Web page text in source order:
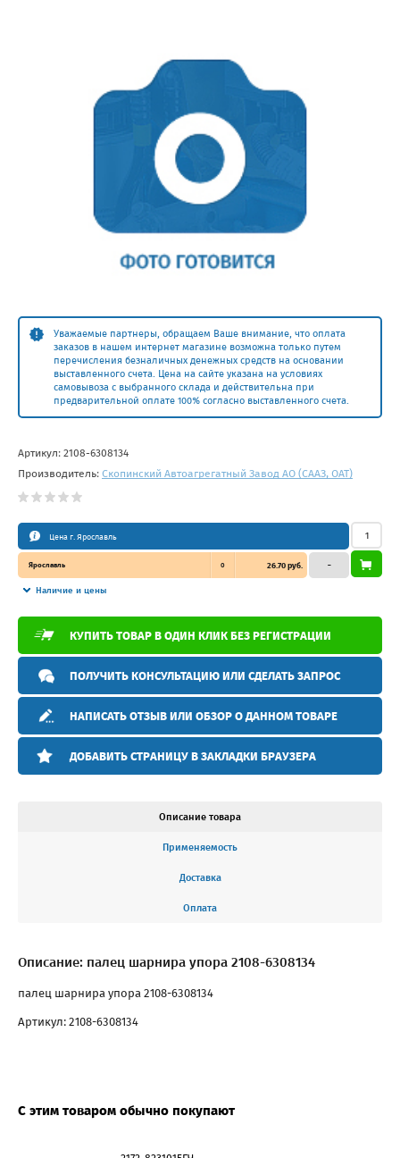
Уважаемые партнеры, обращаем Ваше внимание, что оплата
заказов в нашем интернет магазине возможна только путем
перечисления безналичных денежных средств на основании
выставленного счета. Цена на сайте указана на условиях
самовывоза с выбранного склада и действительна при
предварительной оплате 100% согласно выставленного счета.
Артикул: 2108-6308134
Производитель: Скопинский Автоагрегатный Завод АО (СААЗ, ОАТ)
Цена г. Ярославль
Ярославль 0 26.70 руб.
Наличие и цены
–
КУПИТЬ ТОВАР В ОДИН КЛИК БЕЗ РЕГИСТРАЦИИ
ПОЛУЧИТЬ КОНСУЛЬТАЦИЮ ИЛИ СДЕЛАТЬ ЗАПРОС
НАПИСАТЬ ОТЗЫВ ИЛИ ОБЗОР О ДАННОМ ТОВАРЕ
ДОБАВИТЬ СТРАНИЦУ В ЗАКЛАДКИ БРАУЗЕРА
Описание товара
Применяемость
Доставка
Оплата
Описание: палец шарнира упора 2108-6308134
палец шарнира упора 2108-6308134
Артикул: 2108-6308134
С этим товаром обычно покупают